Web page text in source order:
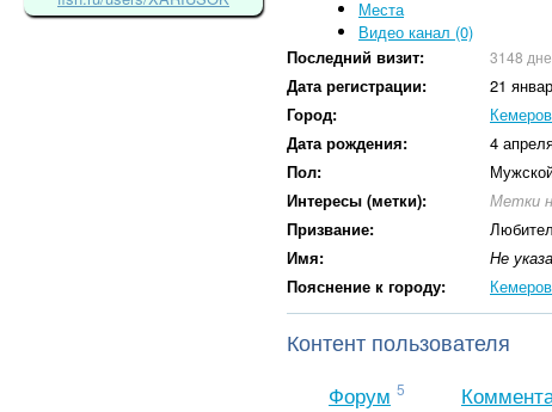
Места
Видео канал (0)
Последний визит:
3148
Дата регистрации:
21
Город:
Дата рождения:
4
Пол:
Интересы (метки):
Метки
Призвание:
Имя:
Не
Пояснение к городу:
Контент пользователя
Форум 5